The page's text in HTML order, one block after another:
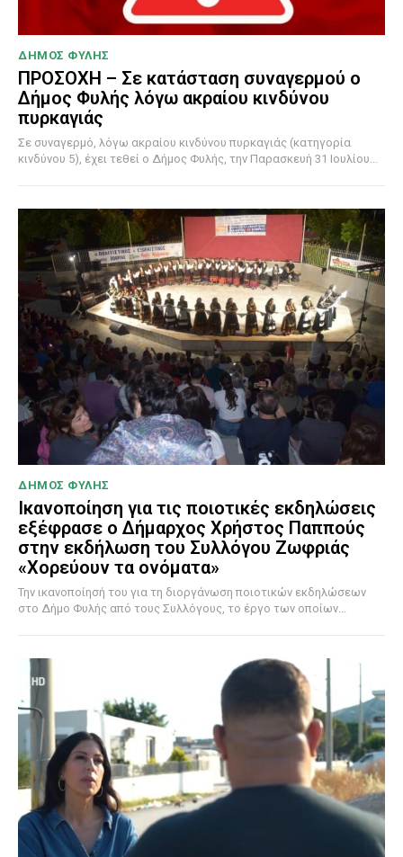
ΔΗΜΟΣ ΦΥΛΗΣ
ΠΡΟΣΟΧΗ – Σε κατάσταση συναγερμού ο
Δήμος Φυλής λόγω ακραίου κινδύνου
πυρκαγιάς
Σε συναγερμό, λόγω ακραίου κινδύνου πυρκαγιάς (κατηγορία
κινδύνου 5), έχει τεθεί ο Δήμος Φυλής, την Παρασκευή 31 Ιουλίου...
ΔΗΜΟΣ ΦΥΛΗΣ
Ικανοποίηση για τις ποιοτικές εκδηλώσεις
εξέφρασε ο Δήμαρχος Χρήστος Παππούς
στην εκδήλωση του Συλλόγου Ζωφριάς
«Χορεύουν τα ονόματα»
Την ικανοποίησή του για τη διοργάνωση ποιοτικών εκδηλώσεων
στο Δήμο Φυλής από τους Συλλόγους, το έργο των οποίων...